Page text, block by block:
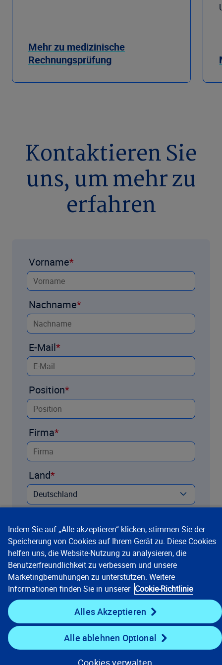
Mehr zu medizinische
Rechnungsprüfung
Kontaktieren Sie
uns, um mehr zu
erfahren
Vorname
Nachname
E-Mail
Position
Firma
Land
Ich möchte regelmäßig News von Verisk
Indem Sie auf „Alle akzeptieren“ klicken, stimmen Sie der
Speicherung von Cookies auf Ihrem Gerät zu. Diese Cookies
helfen uns, die Website-Nutzung zu analysieren, die
Benutzerfreundlichkeit zu verbessern und unsere
Marketingbemühungen zu unterstützen. Weitere
Informationen finden Sie in unserer Cookie-Richtlinie
Alles Akzeptieren
Alle ablehnen Optional
Cookies verwalten